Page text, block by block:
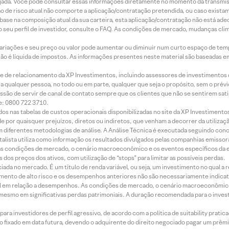
de risco atual não comporte a aplicação/contratação pretendida, ou caso
na composição atual da sua carteira, esta aplicação/contratação não está
perfil de investidor, consulte o FAQ. As condições de mercado, mudanças
e seu preço ou valor pode aumentar ou diminuir num curto espaço de
é líquida de impostos. As informações presentes neste material são baseadas
relacionamento da XP Investimentos, incluindo assessores de investimentos
qualquer pessoa, no todo ou em parte, qualquer que seja o propósito, sem o
de servir de canal de contato sempre que os clientes que não se sentirem
0800 722 3710.
nas tabelas de custos operacionais disponibilizadas no site da XP
por quaisquer prejuízos, diretos ou indiretos, que venham a decorrer da
diferentes metodologias de análise. A Análise Técnica é executada seguindo
utiliza como informação os resultados divulgados pelas companhias
condições de mercado, o cenário macroeconômico e os eventos específicos da
preços dos ativos, com utilização de “stops” para limitar as possíveis perdas.
no mercado. É um título de renda variável, ou seja, um investimento no qual
de alto risco e os desempenhos anteriores não são necessariamente
relação a desempenhos. As condições de mercado, o cenário
em significativas perdas patrimoniais. A duração recomendada para o
investidores de perfil agressivo, de acordo com a política de suitability
em data futura, devendo o adquirente do direito negociado pagar um